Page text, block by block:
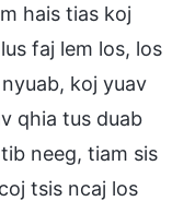
hais tias koj
faj lem los, los
koj yuav
qhia tus duab
neeg, tiam sis
tsis ncaj los